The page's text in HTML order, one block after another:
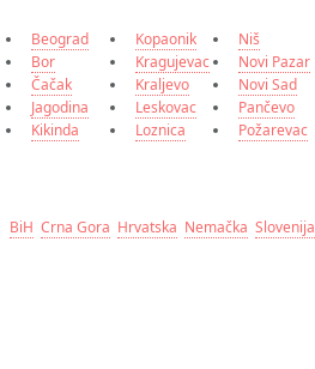
Beograd
Bor
Čačak
Jagodina
Kikinda
Kopaonik
Kragujevac
Kraljevo
Leskovac
Loznica
Niš
Novi Pazar
Novi Sad
Pančevo
Požarevac
BiH Crna Gora Hrvatska Nemačka Slovenija